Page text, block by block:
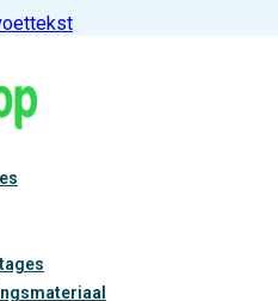
aan de slag met vitaliteit